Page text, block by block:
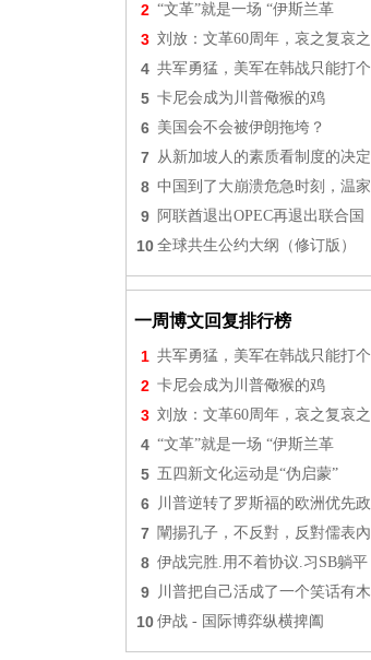
2 “文革”就是一场 “伊斯兰革
3 刘放：文革60周年，哀之复哀之
4 共军勇猛，美军在韩战只能打个
5 卡尼会成为川普儆猴的鸡
6 美国会不会被伊朗拖垮？
7 从新加坡人的素质看制度的决定
8 中国到了大崩溃危急时刻，温家
9 阿联酋退出OPEC再退出联合国
10 全球共生公约大纲（修订版）
一周博文回复排行榜
1 共军勇猛，美军在韩战只能打个
2 卡尼会成为川普儆猴的鸡
3 刘放：文革60周年，哀之复哀之
4 “文革”就是一场 “伊斯兰革
5 五四新文化运动是“伪启蒙”
6 川普逆转了罗斯福的欧洲优先政
7 闡揚孔子，不反對，反對儒表內
8 伊战完胜.用不着协议.习SB躺平
9 川普把自己活成了一个笑话有木
10 伊战 - 国际博弈纵横捭阖